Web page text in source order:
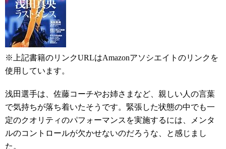
※上記書籍のリンクURLはAmazonアソシエイトのリンクを
使用しています。
浅田選手は、佐藤コーチやお姉さまなど、親しい人の言葉
で気持ちが落ち着いたそうです。緊張した状態の中でも一
定のクオリティのパフォーマンスを実施するには、メンタ
ルのコントロールが欠かせないのだろうな、と感じまし
た。